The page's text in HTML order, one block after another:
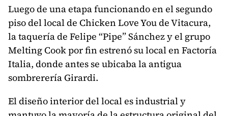
Luego de una etapa funcionando en el segundo
piso del local de Chicken Love You de Vitacura,
la taquería de Felipe “Pipe” Sánchez y el grupo
Melting Cook por fin estrenó su local en Factoría
Italia, donde antes se ubicaba la antigua
sombrerería Girardi.
El diseño interior del local es industrial y